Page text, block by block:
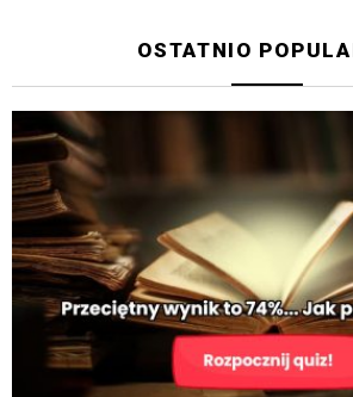
OSTATNIO